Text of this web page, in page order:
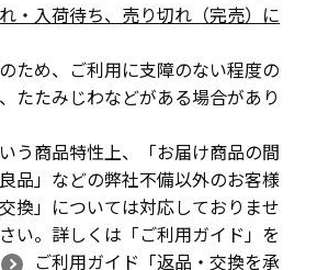
・入荷待ち、売り切れ（完売）に
ため、ご利用に支障のない程度の
たたみじわなどがある場合があり
う商品特性上、「お届け商品の間
品」などの弊社不備以外のお客様
換」については対応しておりませ
い。詳しくは「ご利用ガイド」を
ご利用ガイド「返品・交換を承